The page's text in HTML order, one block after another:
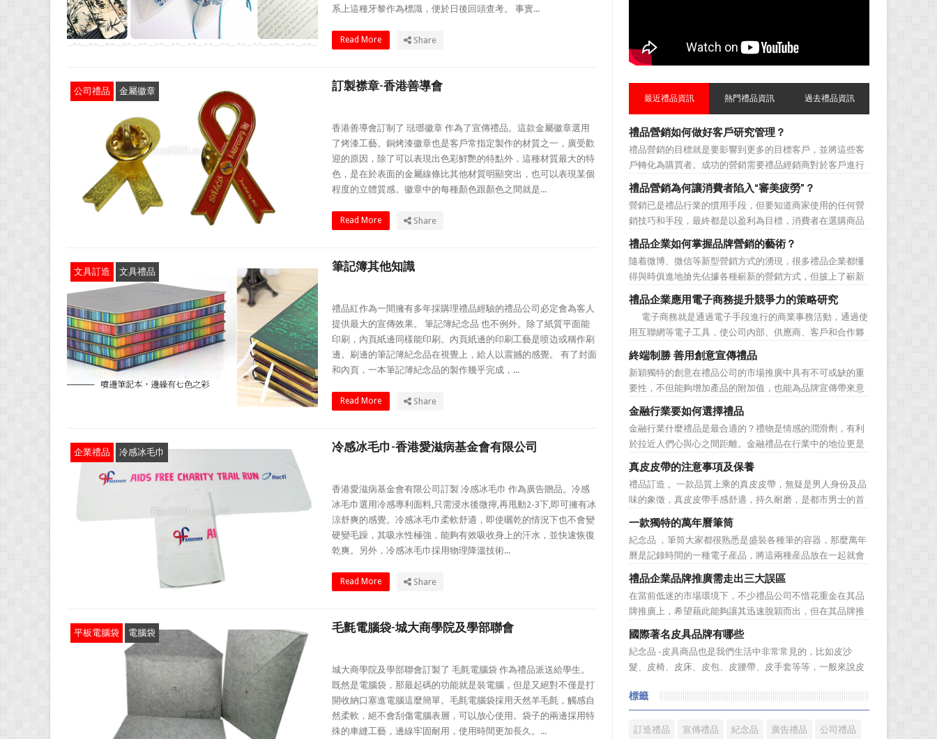
系上這種牙黎作為標識，便於日後回頭查考。 事實...
Read More Share
公司禮品 金屬徽章 訂製襟章-香港善導會
香港善導會訂制了 琺瑯徽章 作為了宣傳禮品。這款金屬徽章選用
了烤漆工藝。銅烤漆徽章也是客戶常指定製作的材質之一，廣受歡
迎的原因，除了可以表現出色彩鮮艷的特點外，這種材質最大的特
色，是在於表面的金屬線條比其他材質明顯突出，也可以表現某個
程度的立體質感。徽章中的每種顏色跟顏色之間就是...
Read More Share
文具訂造 文具禮品 筆記簿其他知識
禮品紅作為一間擁有多年採購理禮品經驗的禮品公司必定會為客人
提供最大的宣傳效果。 筆記簿紀念品 也不例外。除了紙質平面能
印刷，內頁紙邊同樣能印刷。內頁紙邊的印刷工藝是喷边或稱作刷
邊。刷邊的筆記簿紀念品在視覺上，給人以震撼的感覺。 有了封面
和內頁，一本筆記簿紀念品的製作幾乎完成，...
Read More Share
企業禮品 冷感冰毛巾 冷感冰毛巾-香港愛滋病基金會有限公司
香港愛滋病基金會有限公司訂製 冷感冰毛巾 作為廣告贈品。冷感
冰毛巾選用冷感專利面料,只需浸水後微擰,再甩動2-3下,即可擁有冰
涼舒爽的感覺。冷感冰毛巾柔軟舒適，即使曬乾的情況下也不會變
硬變毛躁，其吸水性極強，能夠有效吸收身上的汗水，並快速恢復
乾爽。另外，冷感冰毛巾採用物理降溫技術...
Read More Share
平板電腦袋 電腦袋 毛氈電腦袋-城大商學院及學部聯會
城大商學院及學部聯會訂製了 毛氈電腦袋 作為禮品派送給學生。
既然是電腦袋，那最起碼的功能就是裝電腦，但是又絕對不僅是打
開收納口塞進電腦這麼簡單。毛氈電腦袋採用天然羊毛氈，觸感自
然柔軟，絕不會刮傷電腦表層，可以放心使用。袋子的兩邊採用特
殊的車縫工藝，邊線牢固耐用，使用時間更加長久。...
最近禮品資訊 熱門禮品資訊 過去禮品資訊
禮品營銷如何做好客戶研究管理？
禮品營銷的目標就是要影響到更多的目標客戶，並將這些客
戶轉化為購買者。成功的營銷需要禮品經銷商對於客戶進行
相應的分類，了解不同類型客戶的貢獻度，從而有的放矢的
制定相應的營銷對策，而這需要對於客戶研究方面更多地投
入，這不僅是銷售環節的事，也需要營銷管理策略的整體支
持。具體來說，有以下...
禮品營銷為何讓消費者陷入“審美疲勞”？
營銷已是禮品行業的慣用手段，但要知道商家使用的任何營
銷技巧和手段，最終都是以盈利為目標，消費者在選購商品
時最為關注的便是如何利用最低的費用購買到最超值的貨
品。在禮品公司使用常規的營銷方式的同時，消費者也不免
走陷入了“審美疲勞”。 編者總結了最讓消費者對禮品行
業營銷產生免疫...
禮品企業如何掌握品牌營銷的藝術？
隨着微博、微信等新型營銷方式的湧現，很多禮品企業都懂
得與時俱進地搶先佔據各種嶄新的營銷方式，但披上了嶄新
的營銷軀殼，卻沒有掌握營銷的靈魂。要知道，營銷真正的
價值不是將品牌鋪設到消費者眼前，而是將品牌印到消費者
心裡 與消費者的心理距離的拉近，並不是一朝一夕的事
情，需要做好持...
禮品企業應用電子商務提升競爭力的策略研究
電子商務就是通過電子手段進行的商業事務活動，通過使
用互聯網等電子工具，使公司內部、供應商、客戶和合作夥
伴之間，利用電子業務共享信息，實現企業間業務流程的電
子化，配合企業內部的電子化生產管理系統，提高企業的生
產、庫存、流通和資金等各個環節的效率。它具有結構性、
動態性、社...
終端制勝 善用創意宣傳禮品
新穎獨特的創意在禮品公司的市場推廣中具有不可或缺的重
要性，不但能夠增加產品的附加值，也能為品牌宣傳帶來意
想不到的促進作用。禮品公司如果能夠巧妙運用這些獨具創
意的宣傳禮品來提升宣傳技巧，在終端推廣中將更具競爭
力。 打火機、煙灰缸、鑰匙鏈、毛巾……當今市場上的
宣傳品幾乎是司空...
金融行業要如何選擇禮品
金融行業什麼禮品是最合適的？禮物是情感的潤滑劑，有利
於拉近人們心與心之間距離。金融禮品在行業中的地位更是
不容忽視，因為禮品即是企業形象的象徵，又是企業地位的
彰顯，同時對收禮人來說，一份禮物的永恆意義是語言難以
企及的。難怪有人曾說：再省也不能省禮物，再窮也不能窮
送禮。但是，禮品選擇...
真皮皮帶的注意事項及保養
禮品訂造 。一款品質上乘的真皮皮帶，無疑是男人身份及品
味的象徵，真皮皮帶手感舒適，持久耐磨，是都市男士的首
選。當你還在髮愁老爸生日禮物送什麼的時候，一款真皮皮
帶就是非常不錯的選擇。但是真皮皮帶如果疏於保養，也會
黯然失色，出現裂痕和破損的痕跡，今天小編就爲大家分享
真皮皮帶的注意事項...
一款獨特的萬年曆筆筒
紀念品 ，筆筒大家都很熟悉是盛裝各種筆的容器，那麼萬年
曆是記錄時間的一種電子産品，將這兩種産品放在一起就會
組合成一個新的産品—萬年曆筆筒，今天小編就來爲您介紹
一款獨特的萬年曆筆筒。 筆筒美觀大方，他是採用皮
料、鐵架和鋁片做外觀，是一款多功能萬年曆筆筒，集時間
溫度，年、月...
禮品企業品牌推廣需走出三大誤區
在當前低迷的市場環境下，不少禮品公司不惜花重金在其品
牌推廣上，希望藉此能夠讓其迅速脫穎而出，但在其品牌推
廣的營銷管理思路上，也有許多禮品企業走入了幾大誤區而
無法自拔，這其中，最為常見的誤區有： 誤區一：不清
楚品牌到底在表達什麼 很多禮品企業在推廣品牌之前，
不知道到...
國際著名皮具品牌有哪些
紀念品 -皮具商品也是我們生活中非常常見的，比如皮沙
髮、皮椅、皮床、皮包、皮腰帶、皮手套等等，一般來說皮
睞。國際著名皮具品牌有哪些?下麵就一起來了解一下吧!
國際著名皮具品牌： 1、路易·威登(LV) 創立於
1...
標籤
訂造禮品 宣傳禮品 紀念品 廣告禮品 公司禮品